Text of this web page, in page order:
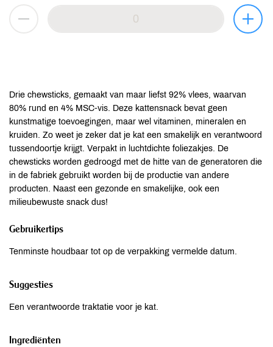
Drie chewsticks, gemaakt van maar liefst 92% vlees, waarvan
80% rund en 4% MSC-vis. Deze kattensnack bevat geen
kunstmatige toevoegingen, maar wel vitaminen, mineralen en
kruiden. Zo weet je zeker dat je kat een smakelijk en verantwoord
tussendoortje krijgt. Verpakt in luchtdichte foliezakjes. De
chewsticks worden gedroogd met de hitte van de generatoren die
in de fabriek gebruikt worden bij de productie van andere
producten. Naast een gezonde en smakelijke, ook een
milieubewuste snack dus!
Gebruikertips
Tenminste houdbaar tot op de verpakking vermelde datum.
Suggesties
Een verantwoorde traktatie voor je kat.
Ingrediënten